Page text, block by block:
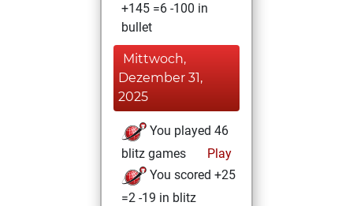
+145 =6 -100 in
bullet
Mittwoch,
Dezember 31,
2025
You played 46
blitz games
Play
You scored +25
=2 -19 in blitz